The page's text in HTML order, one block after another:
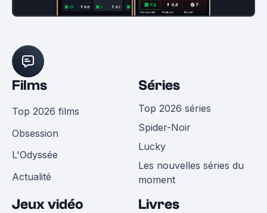
Films
Top 2026 films
Obsession
L'Odyssée
Actualité
Séries
Top 2026 séries
Spider-Noir
Lucky
Les nouvelles séries du
moment
Jeux vidéo Livres